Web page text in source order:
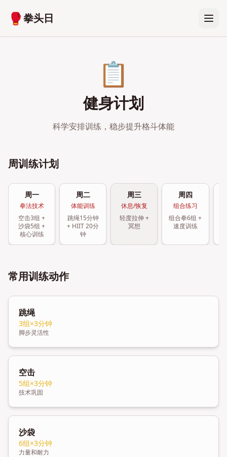
🥊拳头日
📋
健身计划
科学安排训练，稳步提升格斗体能
周训练计划
周一
拳法技术
空击3组 +
沙袋5组 +
核心训练
周二
体能训练
跳绳15分钟
+ HIIT 20分
钟
周三
休息/恢复
轻度拉伸 +
冥想
周四
组合练习
组合拳6组 +
速度训练
常用训练动作
跳绳
3组×3分钟
脚步灵活性
空击
5组×3分钟
技术巩固
沙袋
6组×3分钟
力量和耐力